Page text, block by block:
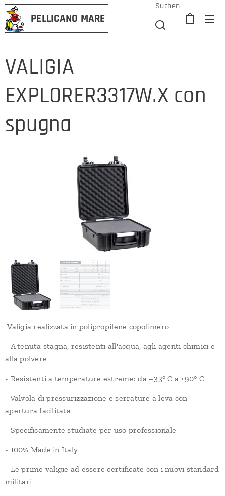
PELLICANO MARE
Suchen
VALIGIA
EXPLORER3317W.X con
spugna
Valigia realizzata in polipropilene copolimero
- A tenuta stagna, resistenti all'acqua, agli agenti chimici e
alla polvere
- Resistenti a temperature estreme: da –33° C a +90° C
- Valvola di pressurizzazione e serrature a leva con
apertura facilitata
- Specificamente studiate per uso professionale
- 100% Made in Italy
- Le prime valigie ad essere certificate con i nuovi standard
militari